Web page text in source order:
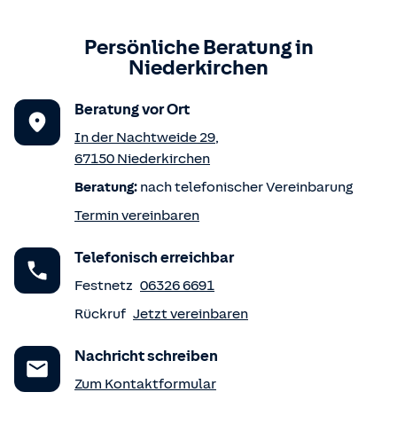
Persönliche Beratung in
Niederkirchen
Beratung vor Ort
In der Nachtweide 29,
67150 Niederkirchen
Beratung: nach telefonischer Vereinbarung
Termin vereinbaren
Telefonisch erreichbar
Festnetz 06326 6691
Rückruf Jetzt vereinbaren
Nachricht schreiben
Zum Kontaktformular